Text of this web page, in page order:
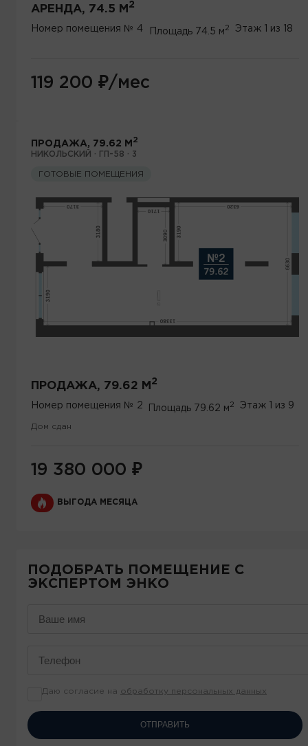
АРЕНДА, 74.5 М 2
Номер помещения № 4 Площадь 74.5 м2 Этаж 1 из 18
119 200 ₽/мес
ПРОДАЖА, 79.62 М 2
НИКОЛЬСКИЙ · ГП-58 · 3
ГОТОВЫЕ ПОМЕЩЕНИЯ
ПРОДАЖА, 79.62 М 2
Номер помещения № 2 Площадь 79.62 м2 Этаж 1 из 9
Дом сдан
19 380 000 ₽
ВЫГОДА МЕСЯЦА
ПОДОБРАТЬ ПОМЕЩЕНИЕ С
ЭКСПЕРТОМ ЭНКО
Даю согласие на обработку персональных данных
ОТПРАВИТЬ